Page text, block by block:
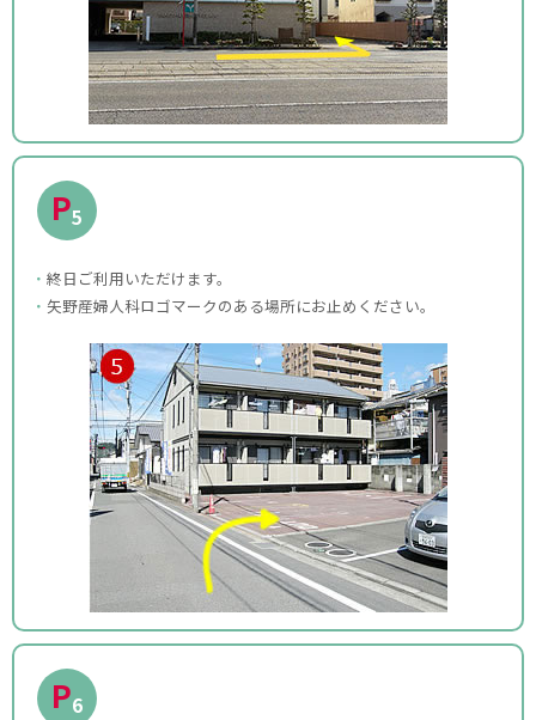
P5
終日ご利用いただけます。
矢野産婦人科ロゴマークのある場所にお止めください。
P6